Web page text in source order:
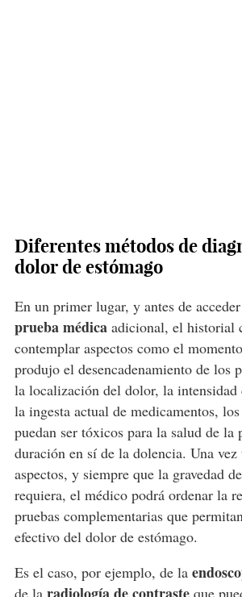
Diferentes métodos de
dolor de estómago
En un primer lugar, y antes de
prueba médicaadicional, el historial
contemplar aspectos como el
produjo el desencadenamiento de los
la localización del dolor, la intensidad
la ingesta actual de medicamentos,
puedan ser tóxicos para la salud de la
duración en sí de la dolencia. Una vez
aspectos, y siempre que la gravedad
requiera, el médico podrá ordenar la
pruebas complementarias que
efectivo del dolor de estómago.
Es el caso, por ejemplo, de la